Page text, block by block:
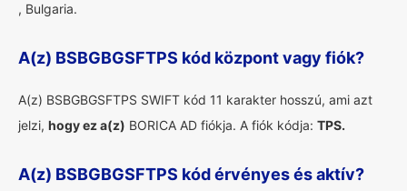
, Bulgaria.
A(z) BSBGBGSFTPS kód központ vagy fiók?
A(z) BSBGBGSFTPS SWIFT kód 11 karakter hosszú, ami azt
jelzi, hogy ez a(z) BORICA AD fiókja. A fiók kódja: TPS.
A(z) BSBGBGSFTPS kód érvényes és aktív?